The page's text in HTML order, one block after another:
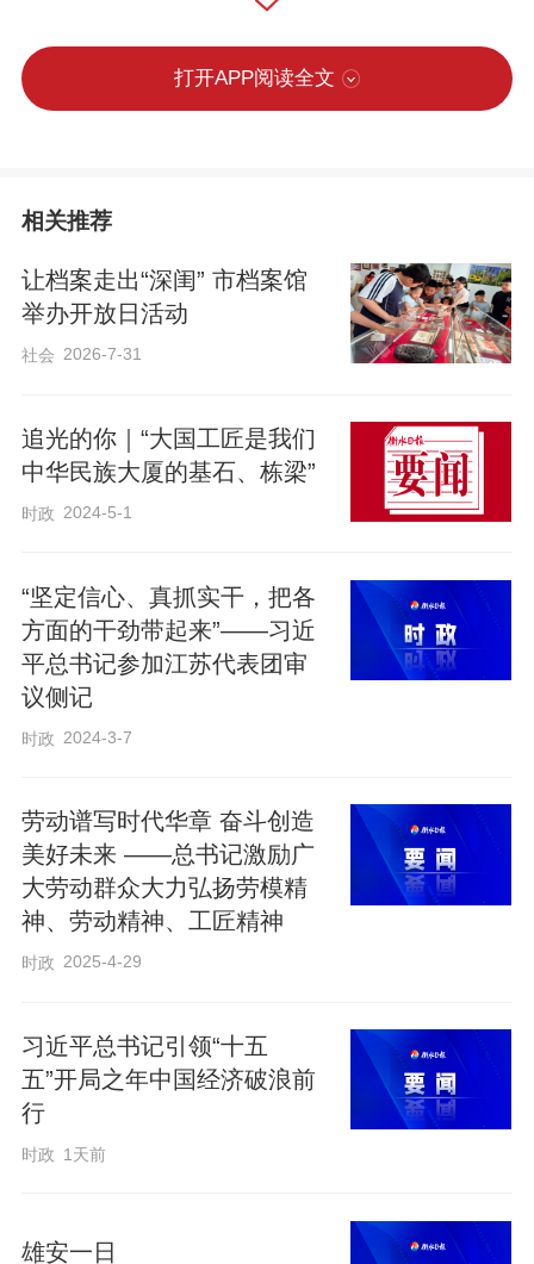
打开APP阅读全文
相关推荐
让档案走出“深闺” 市档案馆
举办开放日活动
社会 2026-7-31
追光的你｜“大国工匠是我们
中华民族大厦的基石、栋梁”
时政 2024-5-1
“坚定信心、真抓实干，把各
方面的干劲带起来”——习近
平总书记参加江苏代表团审
议侧记
时政 2024-3-7
劳动谱写时代华章 奋斗创造
美好未来 ——总书记激励广
大劳动群众大力弘扬劳模精
神、劳动精神、工匠精神
时政 2025-4-29
习近平总书记引领“十五
五”开局之年中国经济破浪前
行
时政 1天前
雄安一日